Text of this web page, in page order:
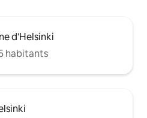
d'Helsinki
habitants